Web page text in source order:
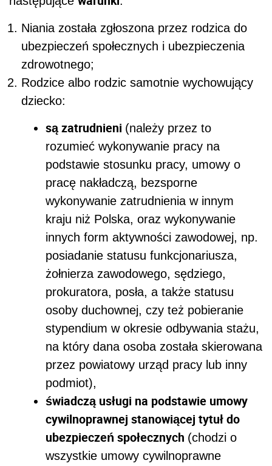
Niania została zgłoszona przez rodzica do
ubezpieczeń społecznych i ubezpieczenia
zdrowotnego;
Rodzice albo rodzic samotnie wychowujący
dziecko:
są zatrudnieni (należy przez to
rozumieć wykonywanie pracy na
podstawie stosunku pracy, umowy o
pracę nakładczą, bezsporne
wykonywanie zatrudnienia w innym
kraju niż Polska, oraz wykonywanie
innych form aktywności zawodowej, np.
posiadanie statusu funkcjonariusza,
żołnierza zawodowego, sędziego,
prokuratora, posła, a także statusu
osoby duchownej, czy też pobieranie
stypendium w okresie odbywania stażu,
na który dana osoba została skierowana
przez powiatowy urząd pracy lub inny
podmiot),
świadczą usługi na podstawie umowy
cywilnoprawnej stanowiącej tytuł do
ubezpieczeń społecznych (chodzi o
wszystkie umowy cywilnoprawne